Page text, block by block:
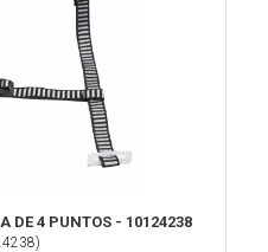
DE 4 PUNTOS - 10124238
)